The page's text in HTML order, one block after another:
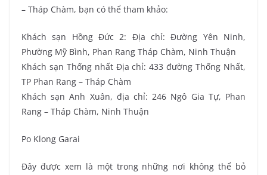
– Tháp Chàm, bạn có thể tham khảo:
Khách sạn Hồng Đức 2: Địa chỉ: Đường Yên Ninh,
Phường Mỹ Bình, Phan Rang Tháp Chàm, Ninh Thuận
Khách sạn Thống nhất Địa chỉ: 433 đường Thống Nhất,
TP Phan Rang – Tháp Chàm
Khách sạn Anh Xuân, địa chỉ: 246 Ngô Gia Tự, Phan
Rang – Tháp Chàm, Ninh Thuận
Po Klong Garai
Đây được xem là một trong những nơi không thể bỏ